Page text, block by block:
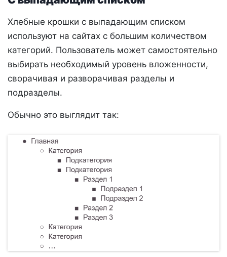
Хлебные крошки с выпадающим списком
используют на сайтах с большим количеством
категорий. Пользователь может самостоятельно
выбирать необходимый уровень вложенности,
сворачивая и разворачивая разделы и
подразделы.
Обычно это выглядит так: